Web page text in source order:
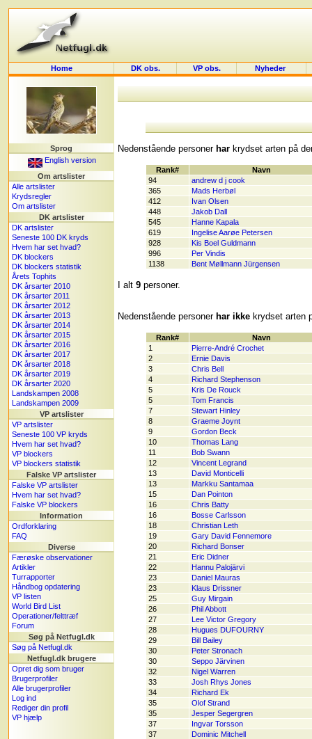
Home DK obs. VP obs. Nyheder
Sprog
English version
Om artslister
Alle artslister
Krydsregler
Om artslister
DK artslister
DK artslister
Seneste 100 DK kryds
Hvem har set hvad?
DK blockers
DK blockers statistik
Årets Tophits
DK årsarter 2010
DK årsarter 2011
DK årsarter 2012
DK årsarter 2013
DK årsarter 2014
DK årsarter 2015
DK årsarter 2016
DK årsarter 2017
DK årsarter 2018
DK årsarter 2019
DK årsarter 2020
Landskampen 2008
Landskampen 2009
VP artslister
VP artslister
Seneste 100 VP kryds
Hvem har set hvad?
VP blockers
VP blockers statistik
Falske VP artslister
Falske VP artslister
Hvem har set hvad?
Falske VP blockers
Information
Ordforklaring
FAQ
Diverse
Færøske observationer
Artikler
Turrapporter
Håndbog opdatering
VP listen
World Bird List
Operationer/felttræf
Forum
Søg på Netfugl.dk
Søg på Netfugl.dk
Netfugl.dk brugere
Opret dig som bruger
Brugerprofiler
Alle brugerprofiler
Log ind
Rediger din profil
VP hjælp
Nedenstående personer har krydset arten på
Rank#
Navn
94
andrew d j cook
365
Mads Herbøl
412
Ivan Olsen
448
Jakob Dall
545
Hanne Kapala
619
Ingelise Aarøe Petersen
928
Kis Boel Guldmann
996
Per Vindis
1138
Bent Møllmann Jürgensen
I alt 9 personer.
Nedenstående personer har ikke krydset arten
Rank#
Navn
1
Pierre-André Crochet
2
Ernie Davis
3
Chris Bell
4
Richard Stephenson
5
Kris De Rouck
5
Tom Francis
7
Stewart Hinley
8
Graeme Joynt
9
Gordon Beck
10
Thomas Lang
11
Bob Swann
12
Vincent Legrand
13
David Monticelli
13
Markku Santamaa
15
Dan Pointon
16
Chris Batty
16
Bosse Carlsson
18
Christian Leth
19
Gary David Fennemore
20
Richard Bonser
21
Eric Didner
22
Hannu Palojärvi
23
Daniel Mauras
23
Klaus Drissner
25
Guy Mirgain
26
Phil Abbott
27
Lee Victor Gregory
28
Hugues DUFOURNY
29
Bill Bailey
30
Peter Stronach
30
Seppo Järvinen
32
Nigel Warren
33
Josh Rhys Jones
34
Richard Ek
35
Olof Strand
35
Jesper Segergren
37
Ingvar Torsson
37
Dominic Mitchell